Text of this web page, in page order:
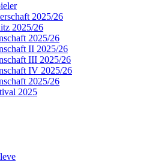
2025/26
2025/26
2025/26
II 2025/26
III 2025/26
IV 2025/26
2025/26
2025